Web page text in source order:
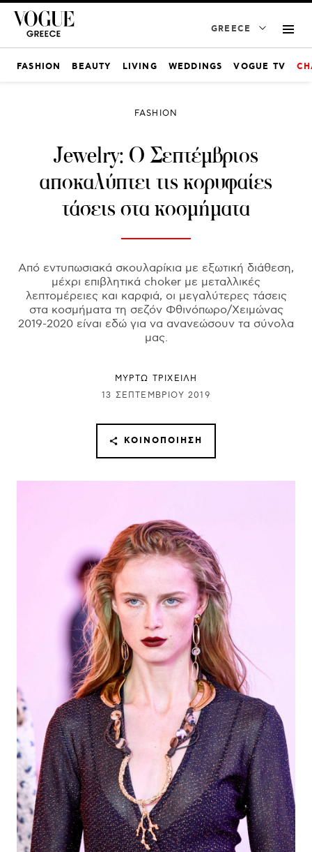
GREECE
FASHION BEAUTY LIVING WEDDINGS VOGUE TV
FASHION
Jewelry: Ο Σεπτέμβριος
αποκαλύπτει τις κορυφαίες
τάσεις στα κοσμήματα
Από εντυπωσιακά σκουλαρίκια με εξωτική διάθεση,
μέχρι επιβλητικά choker με μεταλλικές
λεπτομέρειες και καρφιά, οι μεγαλύτερες τάσεις
στα κοσμήματα τη σεζόν Φθινόπωρο/Χειμώνας
2019-2020 είναι εδώ για να ανανεώσουν τα σύνολα
μας.
ΜΥΡΤΩ ΤΡΙΧΕΙΛΗ
13 ΣΕΠΤΕΜΒΡΊΟΥ 2019
ΚΟΙΝΟΠΟΊΗΣΗ